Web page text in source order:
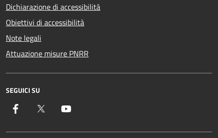
Dichiarazione di accessibilità
Obiettivi di accessibilità
Note legali
Attuazione misure PNRR
SEGUICI SU
Facebook Twitter